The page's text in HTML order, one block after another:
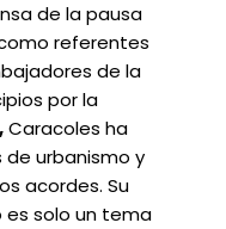
de la pausa
referentes
de la
por la
Caracoles ha
urbanismo y
acordes. Su
es solo un tema